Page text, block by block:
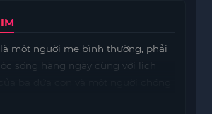
một người mẹ bình thường, phải
sống hàng ngày cùng với lịch
phương. Cuộc sống của cô đầy